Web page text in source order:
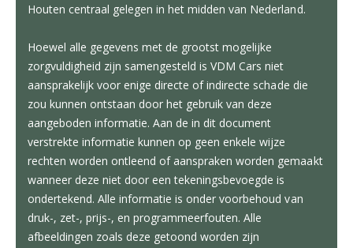
Houten centraal gelegen in het midden van Nederland.
Hoewel alle gegevens met de grootst mogelijke
zorgvuldigheid zijn samengesteld is VDM Cars niet
aansprakelijk voor enige directe of indirecte schade die
zou kunnen ontstaan door het gebruik van deze
aangeboden informatie. Aan de in dit document
verstrekte informatie kunnen op geen enkele wijze
rechten worden ontleend of aanspraken worden gemaakt
wanneer deze niet door een tekeningsbevoegde is
ondertekend. Alle informatie is onder voorbehoud van
druk-, zet-, prijs-, en programmeerfouten. Alle
afbeeldingen zoals deze getoond worden zijn